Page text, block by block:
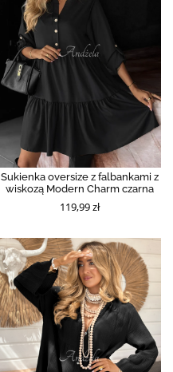
Sukienka oversize z falbankami z
wiskozą Modern Charm czarna
119,99 zł